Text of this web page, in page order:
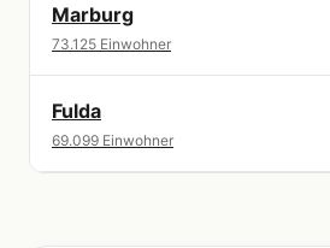
Marburg
73.125 Einwohner
Fulda
69.099 Einwohner